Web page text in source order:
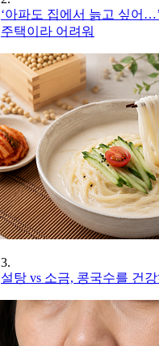
‘아파도 집에서 늙고 싶어
주택이라 어려워
3.
설탕 vs 소금, 콩국수를 건